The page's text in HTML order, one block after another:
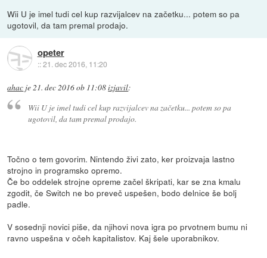
Wii U je imel tudi cel kup razvijalcev na začetku... potem so pa
ugotovil, da tam premal prodajo.
opeter
::21. dec 2016, 11:20
ahac je21. dec 2016 ob 11:08izjavil:
Wii U je imel tudi cel kup razvijalcev na začetku... potem so pa
ugotovil, da tam premal prodajo.
Točno o tem govorim. Nintendo živi zato, ker proizvaja lastno
strojno in programsko opremo.
Če bo oddelek strojne opreme začel škripati, kar se zna kmalu
zgodit, če Switch ne bo preveč uspešen, bodo delnice še bolj
padle.
V sosednji novici piše, da njihovi nova igra po prvotnem bumu ni
ravno uspešna v očeh kapitalistov. Kaj šele uporabnikov.